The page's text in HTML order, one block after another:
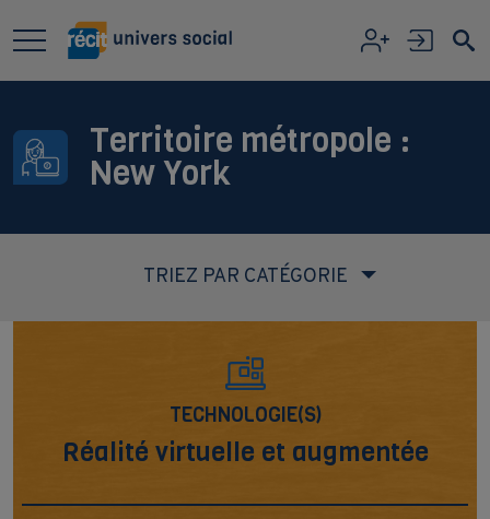
Territoire métropole :
New York
TRIEZ PAR CATÉGORIE
TECHNOLOGIE(S)
Réalité virtuelle et augmentée